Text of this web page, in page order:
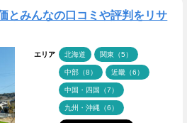
とみんなの口コミや評判をリサ
エリア 北海道 関東（5）
中部（8） 近畿（6）
中国・四国（7）
九州・沖縄（6）